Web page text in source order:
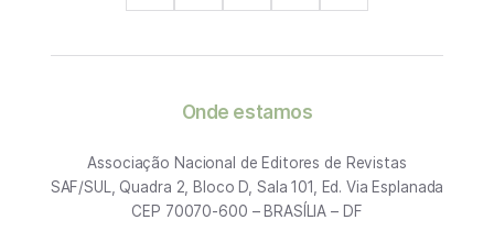
Onde estamos
Associação Nacional de Editores de Revistas
SAF/SUL, Quadra 2, Bloco D, Sala 101, Ed. Via Esplanada
CEP 70070-600 – BRASÍLIA – DF